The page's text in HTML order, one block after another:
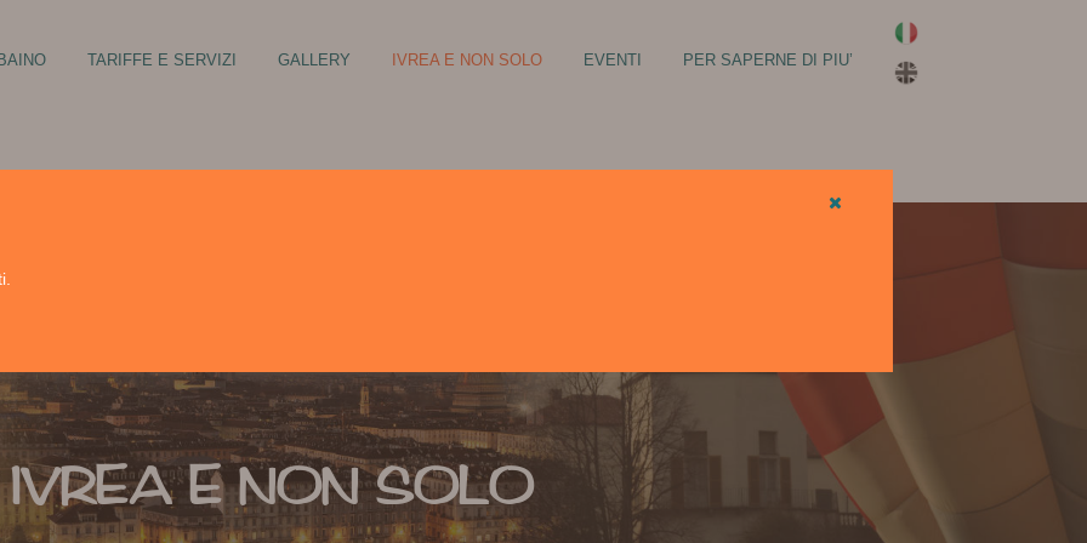
TARIFFE E SERVIZI GALLERY IVREA E NON SOLO
D’AOSTA
EVENTI PER SAPERNE DI PIU’
IVREA E NON SOLO